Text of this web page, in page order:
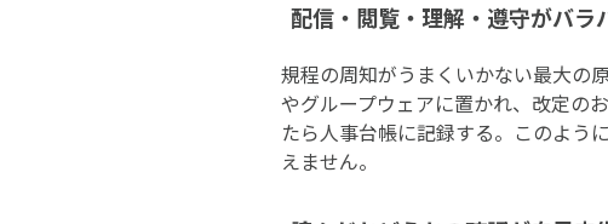
配信・閲覧・理解・遵守がバラ
規程の周知がうまくいかない最大の
やグループウェアに置かれ、改定の
たら人事台帳に記録する。このよう
えません。